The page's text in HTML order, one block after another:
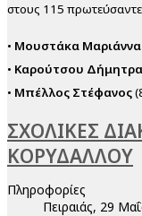
στους 115
• Μουστάκα Μαριάννα
• Καρούτσου Δήμητρα
• Μπέλλος Στέφανος
ΣΧΟΛΙΚΕΣ
ΚΟΡΥΔΑΛΛΟΥ
Πληροφορίες
Πειραιάς, 29